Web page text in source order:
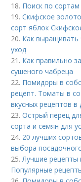
18. Поиск по
19.Скифское
сорт яблок
20. Как выращивать
уход
21. Как правильно
сушеного чабреца
22. Помидоры в
рецепт. Томаты в
вкусных рецептов
23.Острый перец
сорта и семян для
24. 20 лучших
выбора
25.Лучшие рецепты
Популярные